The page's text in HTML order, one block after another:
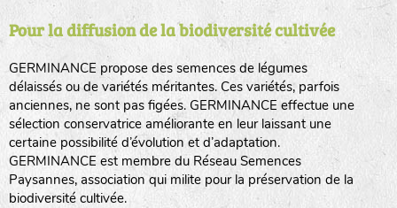
Pour la diffusion de la biodiversité cultivée
GERMINANCE propose des semences de légumes
délaissés ou de variétés méritantes. Ces variétés, parfois
anciennes, ne sont pas figées. GERMINANCE effectue une
sélection conservatrice améliorante en leur laissant une
certaine possibilité d’évolution et d’adaptation.
GERMINANCE est membre du Réseau Semences
Paysannes, association qui milite pour la préservation de la
biodiversité cultivée.